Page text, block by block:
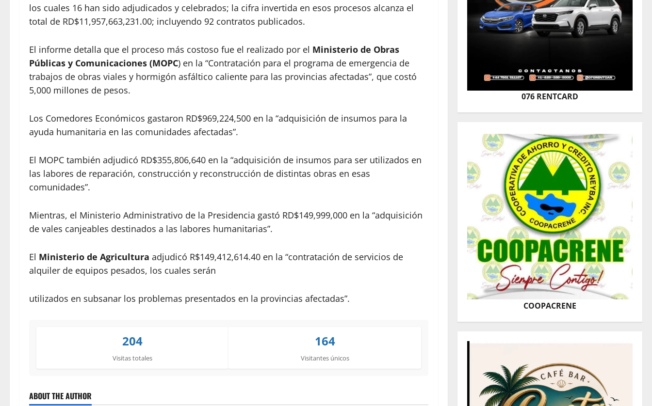
los cuales 16 han sido adjudicados y celebrados; la cifra invertida en esos procesos alcanza el
total de RD$11,957,663,231.00; incluyendo 92 contratos publicados.
El informe detalla que el proceso más costoso fue el realizado por el Ministerio de Obras
Públicas y Comunicaciones (MOPC) en la “Contratación para el programa de emergencia de
trabajos de obras viales y hormigón asfáltico caliente para las provincias afectadas”, que costó
5,000 millones de pesos.
Los Comedores Económicos gastaron RD$969,224,500 en la “adquisición de insumos para la
ayuda humanitaria en las comunidades afectadas”.
El MOPC también adjudicó RD$355,806,640 en la “adquisición de insumos para ser utilizados en
las labores de reparación, construcción y reconstrucción de distintas obras en esas
comunidades”.
Mientras, el Ministerio Administrativo de la Presidencia gastó RD$149,999,000 en la “adquisición
de vales canjeables destinados a las labores humanitarias”.
El Ministerio de Agricultura adjudicó R$149,412,614.40 en la “contratación de servicios de
alquiler de equipos pesados, los cuales serán
utilizados en subsanar los problemas presentados en la provincias afectadas”.
204
Visitas totales
164
Visitantes únicos
ABOUT THE AUTHOR
076 RENTCARD
COOPACRENE